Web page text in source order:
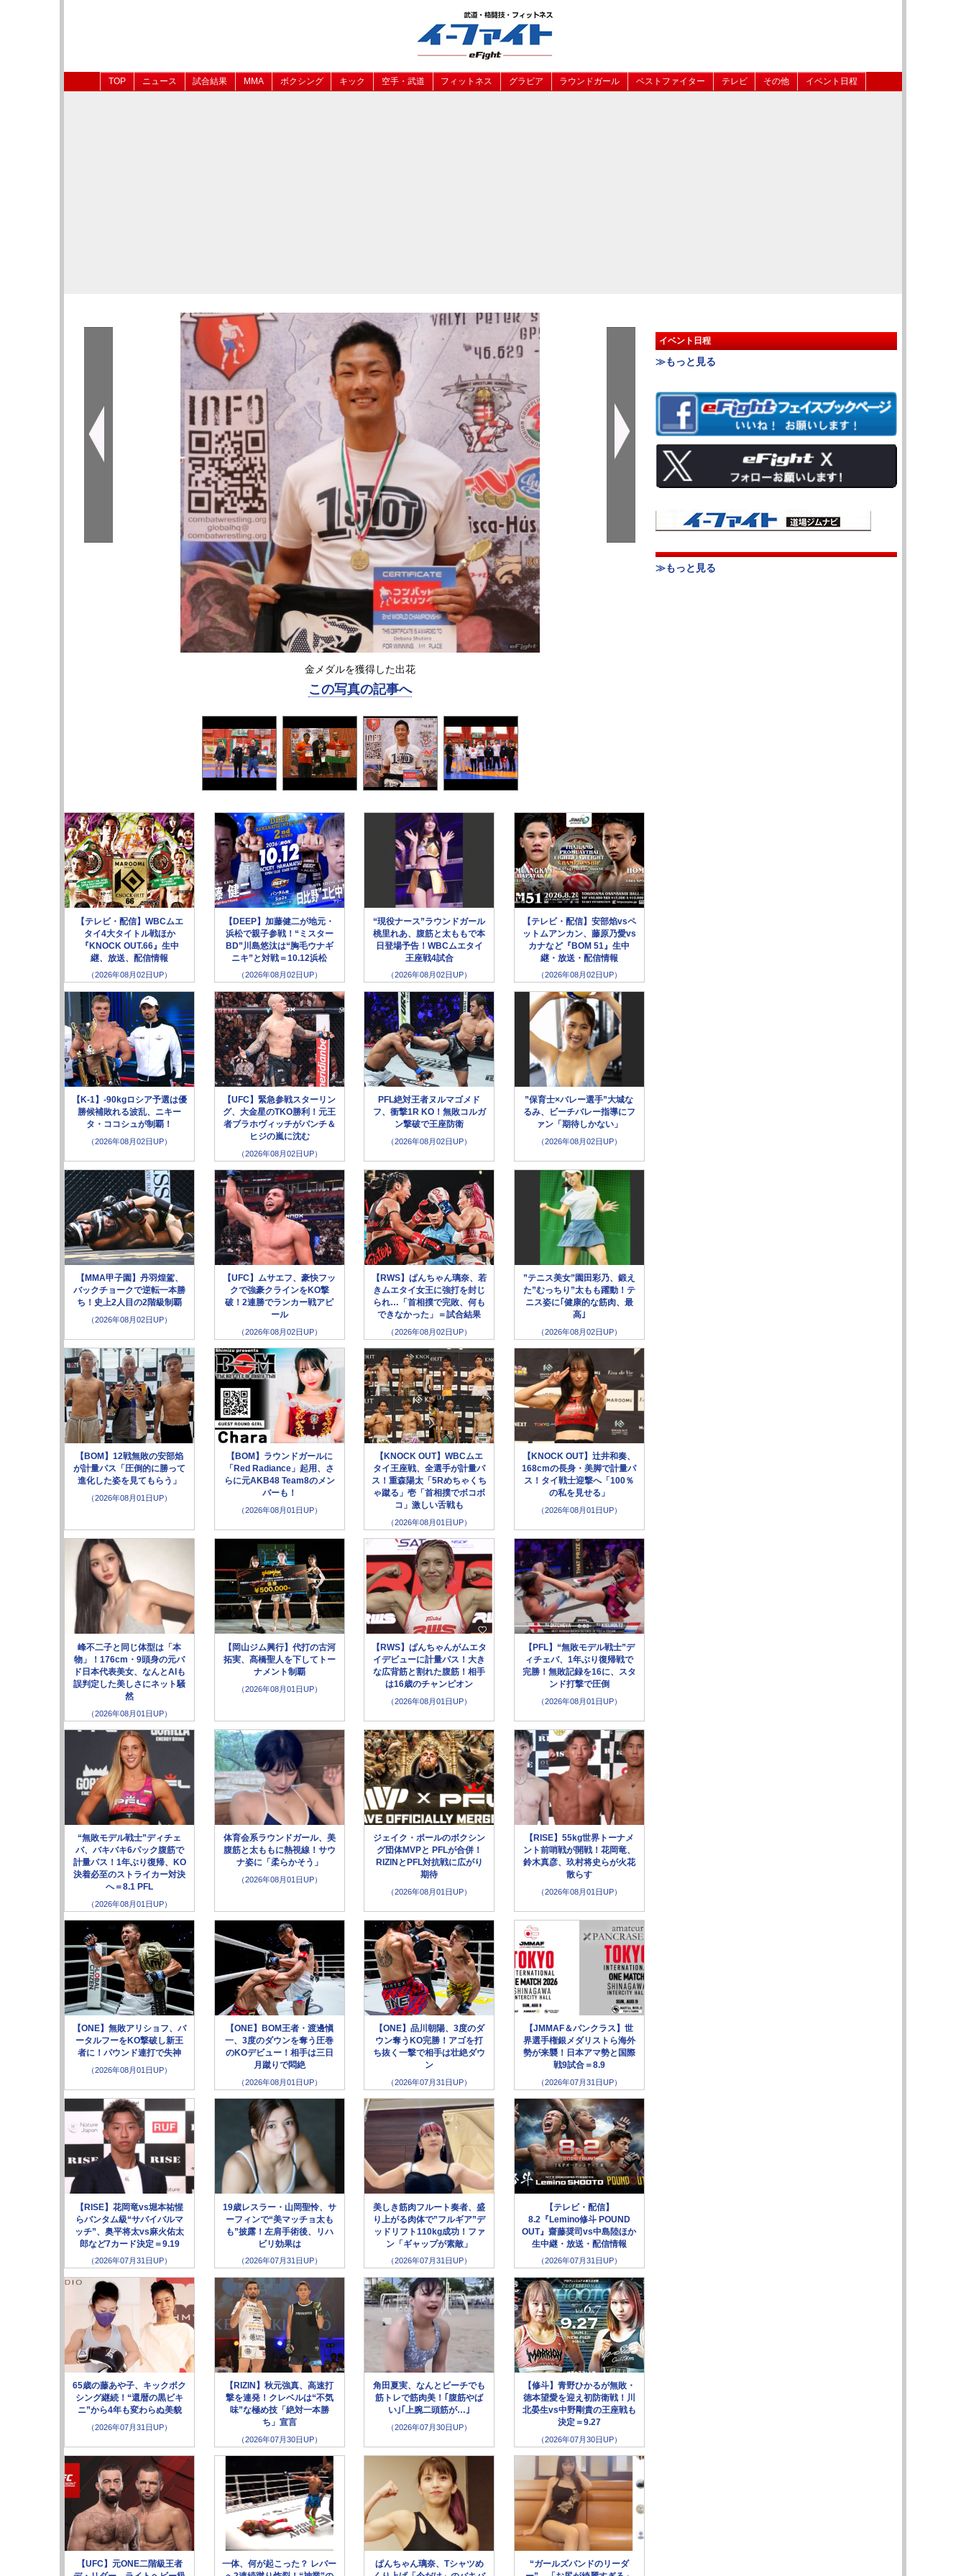
TOP ニュース 試合結果 MMA ボクシング キック 空手・武道 フィットネス グラビア ラウンドガール ベストファイター テレビ その他 イベント日程
金メダルを獲得した出花
この写真の記事へ
【テレビ・配信】WBCムエ
タイ4大タイトル戦ほか
『KNOCK OUT.66』生中
継、放送、配信情報
（2026年08月02日UP）
【DEEP】加藤健二が地元・
浜松で親子参戦！“ミスター
BD”川島悠汰は“胸毛ウナギ
ニキ”と対戦＝10.12浜松
（2026年08月02日UP）
“現役ナース”ラウンドガール
桃里れあ、腹筋と太ももで本
日登場予告！WBCムエタイ
王座戦4試合
（2026年08月02日UP）
【テレビ・配信】安部焰vsペ
ットムアンカン、藤原乃愛vs
カナなど『BOM 51』生中
継・放送・配信情報
（2026年08月02日UP）
【K-1】-90kgロシア予選は優
勝候補敗れる波乱、ニキー
タ・ココシュが制覇！
（2026年08月02日UP）
【UFC】緊急参戦スターリン
グ、大金星のTKO勝利！元王
者ブラホヴィッチがパンチ＆
ヒジの嵐に沈む
（2026年08月02日UP）
PFL絶対王者ヌルマゴメド
フ、衝撃1R KO！無敗コルガ
ン撃破で王座防衛
（2026年08月02日UP）
”保育士×バレー選手”大城な
るみ、ビーチバレー指導にフ
ァン「期待しかない」
（2026年08月02日UP）
【MMA甲子園】丹羽煌駕、
バックチョークで逆転一本勝
ち！史上2人目の2階級制覇
（2026年08月02日UP）
【UFC】ムサエフ、豪快フッ
クで強豪クラインをKO撃
破！2連勝でランカー戦アピ
ール
（2026年08月02日UP）
【RWS】ぱんちゃん璃奈、若
きムエタイ女王に強打を封じ
られ…「首相撲で完敗、何も
できなかった」＝試合結果
（2026年08月02日UP）
”テニス美女”園田彩乃、鍛え
た”むっちり”太もも躍動！テ
ニス姿に｢健康的な筋肉、最
高｣
（2026年08月02日UP）
【BOM】12戦無敗の安部焰
が計量パス「圧倒的に勝って
進化した姿を見てもらう」
（2026年08月01日UP）
【BOM】ラウンドガールに
「Red Radiance」起用、さ
らに元AKB48 Team8のメン
バーも！
（2026年08月01日UP）
【KNOCK OUT】WBCムエ
タイ王座戦、全選手が計量パ
ス！重森陽太「5Rめちゃくち
ゃ蹴る」壱「首相撲でボコボ
コ」激しい舌戦も
（2026年08月01日UP）
【KNOCK OUT】辻井和奏、
168cmの長身・美脚で計量パ
ス！タイ戦士迎撃へ「100％
の私を見せる」
（2026年08月01日UP）
峰不二子と同じ体型は「本
物」！176cm・9頭身の元バ
ド日本代表美女、なんとAIも
誤判定した美しさにネット騒
然
（2026年08月01日UP）
【岡山ジム興行】代打の古河
拓実、髙橋聖人を下してトー
ナメント制覇
（2026年08月01日UP）
【RWS】ぱんちゃんがムエタ
イデビューに計量パス！大き
な広背筋と割れた腹筋！相手
は16歳のチャンピオン
（2026年08月01日UP）
【PFL】“無敗モデル戦士”デ
ィチェバ、1年ぶり復帰戦で
完勝！無敗記録を16に、スタ
ンド打撃で圧倒
（2026年08月01日UP）
“無敗モデル戦士”ディチェ
バ、バキバキ6パック腹筋で
計量パス！1年ぶり復帰、KO
決着必至のストライカー対決
へ＝8.1 PFL
（2026年08月01日UP）
体育会系ラウンドガール、美
腹筋と太ももに熱視線！サウ
ナ姿に「柔らかそう」
（2026年08月01日UP）
ジェイク・ポールのボクシン
グ団体MVPと PFLが合併！
RIZINとPFL対抗戦に広がり
期待
（2026年08月01日UP）
【RISE】55kg世界トーナメ
ント前哨戦が開戦！花岡竜、
鈴木真彦、玖村将史らが火花
散らす
（2026年08月01日UP）
【ONE】無敗アリショフ、バ
ータルフーをKO撃破し新王
者に！パウンド連打で失神
（2026年08月01日UP）
【ONE】BOM王者・渡邊愼
一、3度のダウンを奪う圧巻
のKOデビュー！相手は三日
月蹴りで悶絶
（2026年08月01日UP）
【ONE】品川朝陽、3度のダ
ウン奪うKO完勝！アゴを打
ち抜く一撃で相手は壮絶ダウ
ン
（2026年07月31日UP）
【JMMAF＆パンクラス】世
界選手権銀メダリストら海外
勢が来襲！日本アマ勢と国際
戦9試合＝8.9
（2026年07月31日UP）
【RISE】花岡竜vs堀本祐惺
らバンタム級“サバイバルマ
ッチ”、奥平将太vs麻火佑太
郎など7カード決定＝9.19
（2026年07月31日UP）
19歳レスラー・山岡聖怜、サ
ーフィンで“美マッチョ太も
も”披露！左肩手術後、リハ
ビリ効果は
（2026年07月31日UP）
美しき筋肉フルート奏者、盛
り上がる肉体で”フルギア”デ
ッドリフト110kg成功！ファ
ン「ギャップが素敵」
（2026年07月31日UP）
【テレビ・配信】
8.2『Lemino修斗 POUND
OUT』齋藤奨司vs中島陸ほか
生中継・放送・配信情報
（2026年07月31日UP）
65歳の藤あや子、キックボク
シング継続！“還暦の黒ビキ
ニ”から4年も変わらぬ美貌
（2026年07月31日UP）
【RIZIN】秋元強真、高速打
撃を連発！クレベルは“不気
味”な極め技「絶対一本勝
ち」宣言
（2026年07月30日UP）
角田夏実、なんとビーチでも
筋トレで筋肉美！｢腹筋やば
い｣｢上腕二頭筋が…｣
（2026年07月30日UP）
【修斗】青野ひかるが無敗・
徳本望愛を迎え初防衛戦！川
北晏生vs中野剛貴の王座戦も
決定＝9.27
（2026年07月30日UP）
【UFC】元ONE二階級王者
一体、何が起こった？ レバー
ぱんちゃん璃奈、Tシャツめ
“ガールズバンドのリーダ
イベント日程
≫もっと見る
≫もっと見る